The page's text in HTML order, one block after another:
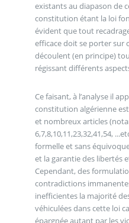
existants au diapason de
constitution étant la loi
évident que tout
efficace doit se porter sur
découlent (en principe)
régissant différents
Ce faisant, à l’analyse il
constitution algérienne
et nombreux articles
6,7,8,10,11,23,32,41,54,
formelle et sans
et la garantie des libertés
Cependant, des
contradictions
inefficientes la majorité
véhiculées dans cette loi
épargnée autant par les